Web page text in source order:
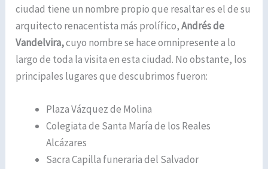
ciudad tiene un nombre propio que resaltar es el de su
arquitecto renacentista más prolífico,Andrés de
Vandelvira,cuyo nombre se hace omnipresente a lo
largo de toda la visita en esta ciudad. No obstante, los
principales lugares que descubrimos fueron:
Plaza Vázquez de Molina
Colegiata de Santa María de los Reales
Alcázares
Sacra Capilla funeraria del Salvador